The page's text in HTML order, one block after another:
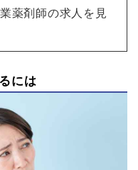
薬剤師の求人を見
には